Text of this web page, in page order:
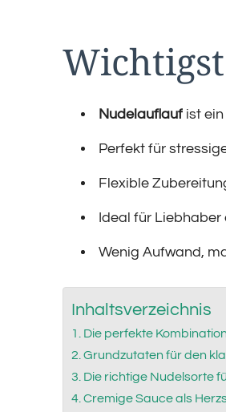
Nudelauflauf ist
Perfekt für
Flexible
Ideal für
Wenig Aufwand,
Inhaltsverzeichnis
Die perfekte
Grundzutaten für den
Die richtige Nudelsorte
Cremige Sauce als